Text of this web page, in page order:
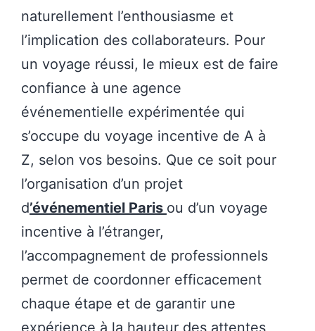
naturellement l’enthousiasme et
l’implication des collaborateurs. Pour
un voyage réussi, le mieux est de faire
confiance à une agence
événementielle expérimentée qui
s’occupe du voyage incentive de A à
Z, selon vos besoins. Que ce soit pour
l’organisation d’un projet
d’événementiel Paris ou d’un voyage
incentive à l’étranger,
l’accompagnement de professionnels
permet de coordonner efficacement
chaque étape et de garantir une
expérience à la hauteur des attentes